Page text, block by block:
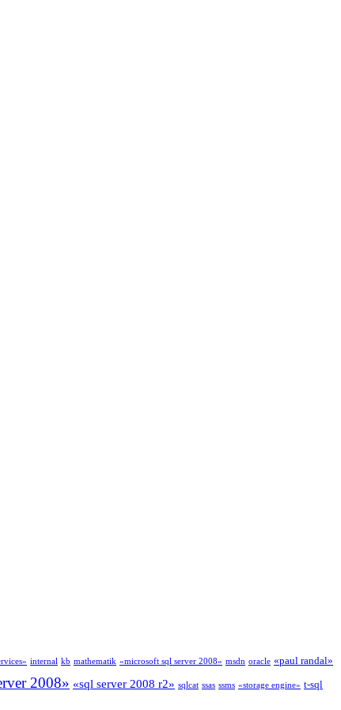
internal kb mathematik «microsoft sql server 2008» msdn oracle «paul randal»
2008» «sql server 2008 r2» sqlcat ssas ssms «storage engine» t-sql